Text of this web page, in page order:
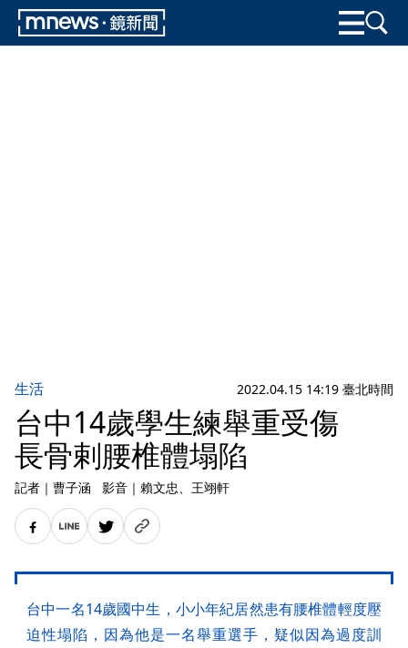
生活 2022.04.15 14:19 臺北時間
台中14歲學生練舉重受傷
長骨剌腰椎體塌陷
記者 ｜ 曹子涵 影音 ｜ 賴文忠、王翊軒
台中一名14歲國中生，小小年紀居然患有腰椎體輕度壓
迫性塌陷，因為他是一名舉重選手，疑似因為過度訓